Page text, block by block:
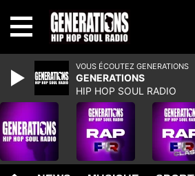
VOUS ÉCOUTEZ GENERATIONS
GENERATIONS
HIP HOP SOUL RADIO